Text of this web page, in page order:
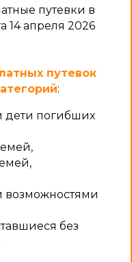
путевки в
14 апреля 2026
путевок
:
дети погибших
возможностями
без